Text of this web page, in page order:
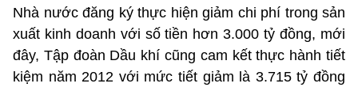
Nhà nước đăng ký thực hiện giảm chi phí trong sản
xuất kinh doanh với số tiền hơn 3.000 tỷ đồng, mới
đây, Tập đoàn Dầu khí cũng cam kết thực hành tiết
kiệm năm 2012 với mức tiết giảm là 3.715 tỷ đồng